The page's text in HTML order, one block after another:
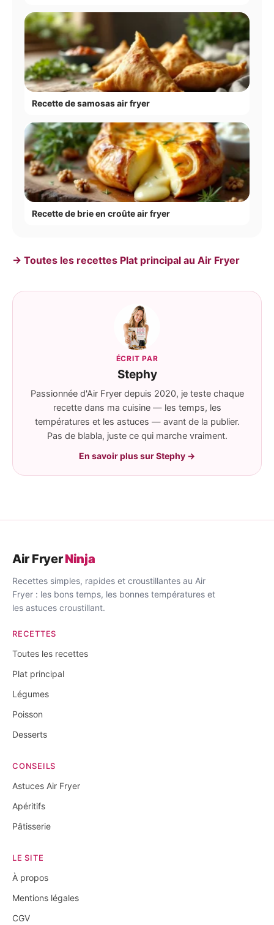
Recette de samosas air fryer
Recette de brie en croûte air fryer
→ Toutes les recettes Plat principal au Air Fryer
ÉCRIT PAR
Stephy
Passionnée d'Air Fryer depuis 2020, je teste chaque
recette dans ma cuisine — les temps, les
températures et les astuces — avant de la publier.
Pas de blabla, juste ce qui marche vraiment.
En savoir plus sur Stephy →
Air FryerNinja
Recettes simples, rapides et croustillantes au Air
Fryer : les bons temps, les bonnes températures et
les astuces croustillant.
RECETTES
Toutes les recettes
Plat principal
Légumes
Poisson
Desserts
CONSEILS
Astuces Air Fryer
Apéritifs
Pâtisserie
LE SITE
À propos
Mentions légales
CGV